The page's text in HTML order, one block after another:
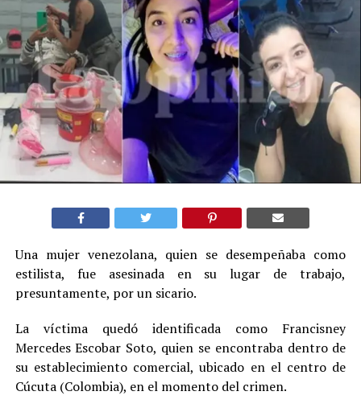
Una mujer venezolana, quien se desempeñaba como
estilista, fue asesinada en su lugar de trabajo,
presuntamente, por un sicario.
La víctima quedó identificada como Francisney
Mercedes Escobar Soto, quien se encontraba dentro de
su establecimiento comercial, ubicado en el centro de
Cúcuta (Colombia), en el momento del crimen.